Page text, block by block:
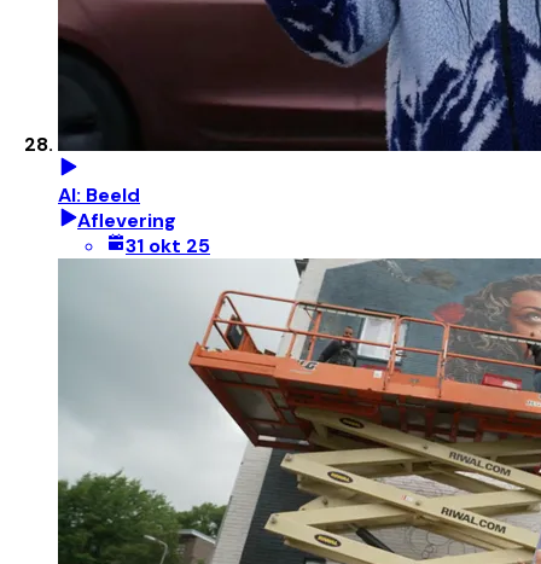
AI: Beeld
Aflevering
31 okt 25